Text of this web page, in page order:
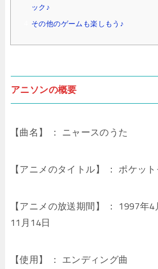
ック♪
その他のゲームも楽しもう♪
アニソンの概要
【曲名】 ： ニャースのうた
【アニメのタイトル】 ： ポケッ
【アニメの放送期間】 ： 1997年
11月14日
【使用】 ： エンディング曲